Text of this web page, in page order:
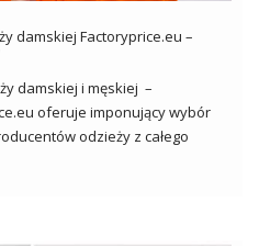
damskiej Factoryprice.eu –
damskiej i męskiej –
oferuje imponujący wybór
odzieży z całego